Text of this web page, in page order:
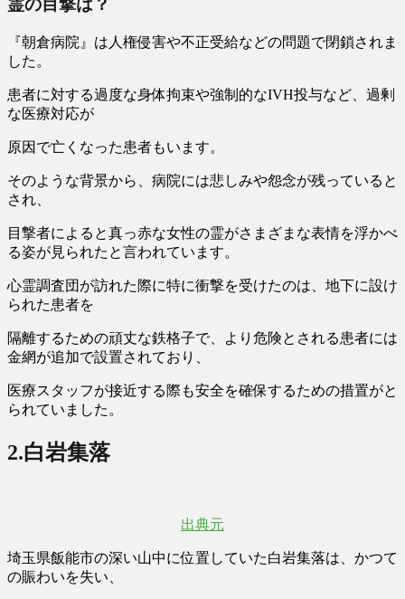
霊の目撃は？
『朝倉病院』は人権侵害や不正受給などの問題で閉鎖されま
した。
患者に対する過度な身体拘束や強制的なIVH投与など、過剰
な医療対応が
原因で亡くなった患者もいます。
そのような背景から、病院には悲しみや怨念が残っている と
され、
目撃者によると真っ赤な女性の霊がさまざまな表情を浮かべ
る姿が見られたと言われています。
心霊調査団が訪れた際に特に衝撃を受けたのは、地下に設け
られた患者を
隔離するための頑丈な鉄格子で、より危険とされる患者には
金網が追加で設置されており、
医療スタッフが接近する際も安全を確保するための措置がと
られていました。
2.白岩集落
出典元
埼玉県飯能市の深い山中に位置していた白岩集落は、かつて
の賑わいを失い、